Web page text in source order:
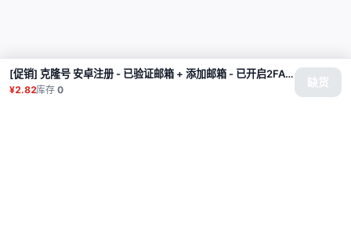
[促销] 克隆号 安卓注册 - 已验证邮箱 + 添加邮箱 - 已开启2FA - 100% 原始未动过 - 注册约 21-30 天 - 密码终身保用
¥2.82库存0
缺货